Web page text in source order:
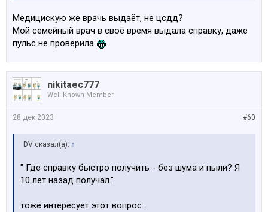
Медицискую же врачь выдаёт, не цсдд?
Мой семейный врач в своё время выдала справку, даже
пульс не проверила
nikitaec777
Well-Known Member
#60
28 дек 2023
DV сказал(а): ↑
" Где справку быстро получить - без шума и пыли? Я
10 лет назад получал."
тоже интересует этот вопрос .